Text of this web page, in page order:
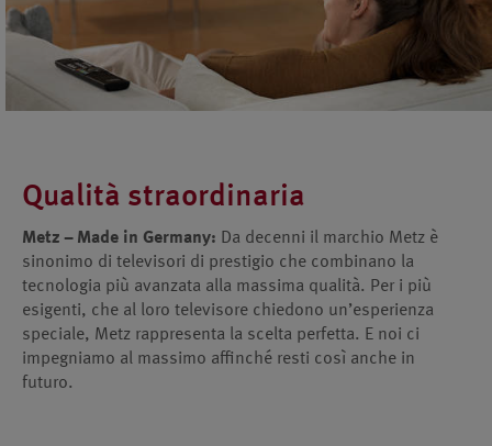
Qualità straordinaria
Metz – Made in Germany: Da decenni il marchio Metz è
sinonimo di televisori di prestigio che combinano la
tecnologia più avanzata alla massima qualità. Per i più
esigenti, che al loro televisore chiedono un’esperienza
speciale, Metz rappresenta la scelta perfetta. E noi ci
impegniamo al massimo affinché resti così anche in
futuro.